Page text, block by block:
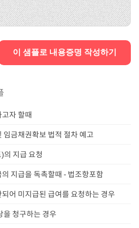
이 샘플로 내용증명 작성하기
자 할때
임금채권확보 법적 절차 예고
의 지급 요청
지급을 독촉할때 - 법조항포함
어 미지급된 급여를 요청하는 경우
을 청구하는 경우